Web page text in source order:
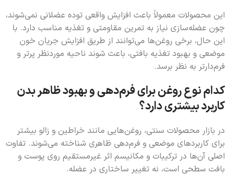
این محصولات معمولاً باعث افزایش واقعی توده عضلانی نمی‌شوند،
چون عضله‌سازی نیاز به تمرین مقاومتی و تغذیه مناسب دارد. با
این حال، برخی روغن‌ها می‌توانند از طریق افزایش جریان خون
موضعی و بهبود تغذیه بافتی، باعث شوند ناحیه موردنظر پرتر و
فرم‌دارتر به نظر برسد.
کدام نوع روغن برای فرم‌دهی و بهبود ظاهر بدن
کاربرد بیشتری دارد؟
در بازار محصولات سنتی، روغن‌هایی مانند خراطین و زالو بیشتر
برای کاربردهای موضعی و فرم‌دهی ظاهری شناخته می‌شوند. تفاوت
اصلی آن‌ها در ترکیبات و مکانیسم اثر غیرمستقیم روی پوست و
بافت سطحی است، نه تغییر ساختاری در عضله.